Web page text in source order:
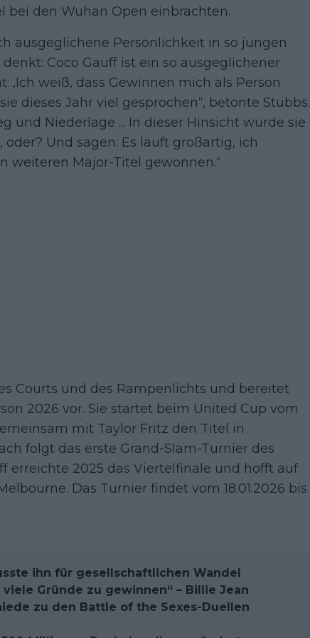
den Wuhan Open einbrachten.
ausgeglichene Persönlichkeit in so jungen
Coco Gauff ist ein so ausgeglichener
‚Ich weiß, dass Gewinnen mich als Person
dieses Jahr viel gesprochen“, betonte Stubbs.
und Niederlage ... In dieser Hinsicht würde sie
Und sagen: Es läuft großartig, ich
weiteren Major-Titel gewonnen.“
Courts und des Rampenlichts und bereitet
2026 vor. Sie startet beim United Cup vom
mit Taylor Fritz den Titel in
folgt das erste Grand-Slam-Turnier des
erreichte 2025 das Viertelfinale und hofft auf
Das Turnier findet vom 18.01.2026 bis
ihn für gesellschaftlichen Wandel
Gründe zu gewinnen“ – Billie Jean
zu den Battle of the Sexes-Duellen